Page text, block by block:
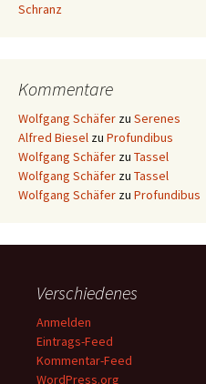
Schranz
Kommentare
Wolfgang Schäfer zu Serenes
Alfred Biesel zu Profundibus
Wolfgang Schäfer zu Tassel
Wolfgang Schäfer zu Tassel
Wolfgang Schäfer zu Profundibus
Verschiedenes
Anmelden
Eintrags-Feed
Kommentar-Feed
WordPress.org